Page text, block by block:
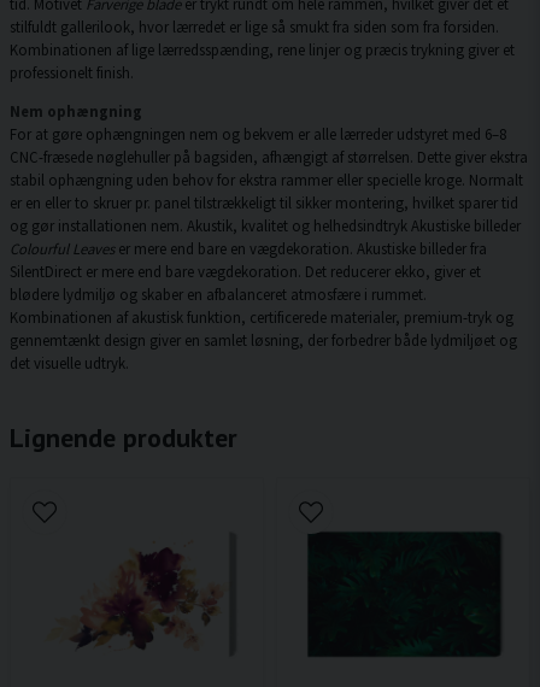
stilfuldt gallerilook, hvor lærredet er lige så smukt fra siden som fra forsiden.
Kombinationen af lige lærredsspænding, rene linjer og præcis trykning giver et
professionelt finish.
Nem ophængning
For at gøre ophængningen nem og bekvem er alle lærreder udstyret med 6–8
CNC-fræsede nøglehuller på bagsiden, afhængigt af størrelsen. Dette giver ekstra
stabil ophængning uden behov for ekstra rammer eller specielle kroge. Normalt
er en eller to skruer pr. panel tilstrækkeligt til sikker montering, hvilket sparer tid
og gør installationen nem. Akustik, kvalitet og helhedsindtryk Akustiske billeder
Colourful Leaveser mere end bare en vægdekoration. Akustiske billeder fra
SilentDirect er mere end bare vægdekoration. Det reducerer ekko, giver et
blødere lydmiljø og skaber en afbalanceret atmosfære i rummet.
Kombinationen af akustisk funktion, certificerede materialer, premium-tryk og
gennemtænkt design giver en samlet løsning, der forbedrer både lydmiljøet og
det visuelle udtryk.
Lignende produkter